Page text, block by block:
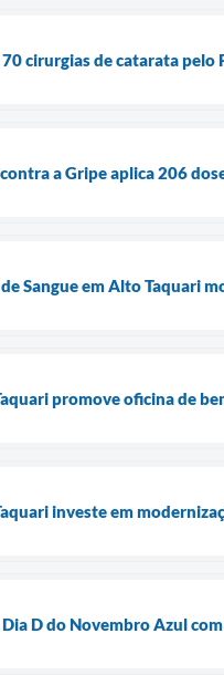
cirurgias de catarata pelo
a Gripe aplica 206
Sangue em Alto Taquari
promove oficina de
investe em
D do Novembro Azul